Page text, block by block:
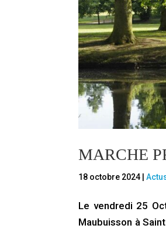
MARCHE
18 octobre 2024 |
Le vendredi 25
Maubuisson à